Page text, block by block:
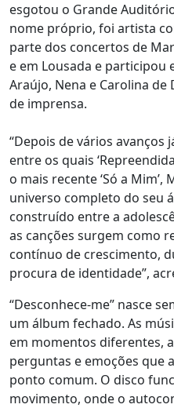
esgotou o Grande
nome próprio, foi artista
parte dos concertos de
e em Lousada e participou
Araújo, Nena e Carolina de
de imprensa.
“Depois de vários avanços
entre os quais
o mais recente ‘Só a
universo completo do seu
construído entre a
as canções surgem como
contínuo de crescimento,
procura de identidade”,
“Desconhece-me” nasce
um álbum fechado. As
em momentos diferentes,
perguntas e emoções que
ponto comum. O disco
movimento, onde o